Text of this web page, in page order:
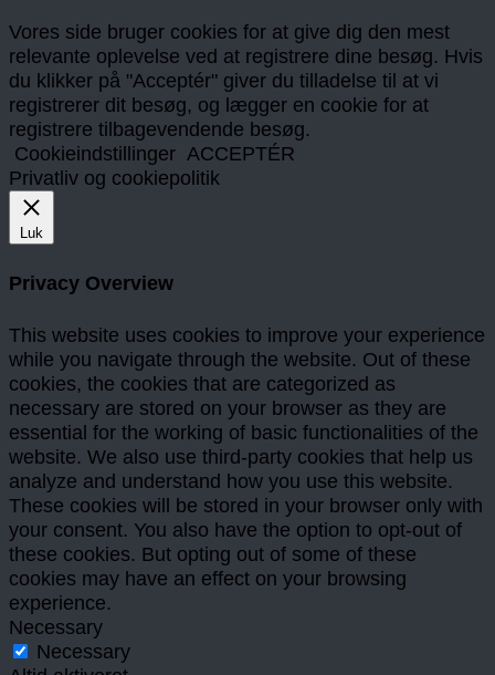
Vores side bruger cookies for at give dig den mest
relevante oplevelse ved at registrere dine besøg. Hvis
du klikker på "Acceptér" giver du tilladelse til at vi
registrerer dit besøg, og lægger en cookie for at
registrere tilbagevendende besøg.
Cookieindstillinger ACCEPTÉR
Privatliv og cookiepolitik
Luk
Privacy Overview
This website uses cookies to improve your experience
while you navigate through the website. Out of these
cookies, the cookies that are categorized as
necessary are stored on your browser as they are
essential for the working of basic functionalities of the
website. We also use third-party cookies that help us
analyze and understand how you use this website.
These cookies will be stored in your browser only with
your consent. You also have the option to opt-out of
these cookies. But opting out of some of these
cookies may have an effect on your browsing
experience.
Necessary
Necessary